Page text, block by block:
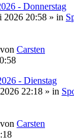
- Donnerstag
2026 20:58 » in
von Carsten
- Dienstag
22:18 » in
von Carsten